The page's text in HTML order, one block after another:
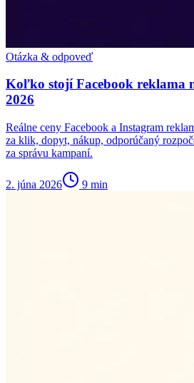
Otázka & odpoveď
Koľko stojí Facebook reklama
2026
Reálne ceny Facebook a Instagram
za klik, dopyt, nákup, odporúčaný
za správu kampaní.
2. júna 2026 9 min